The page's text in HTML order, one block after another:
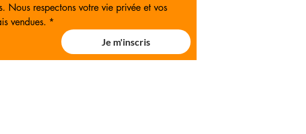
Nous respectons votre vie privée et vos
vendues. *
Je m'inscris